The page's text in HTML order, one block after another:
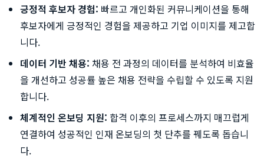
긍정적 후보자 경험: 빠르고 개인화된 커뮤니케이션을 통해
후보자에게 긍정적인 경험을 제공하고 기업 이미지를 제고합
니다.
데이터 기반 채용: 채용 전 과정의 데이터를 분석하여 비효율
을 개선하고 성공률 높은 채용 전략을 수립할 수 있도록 지원
합니다.
체계적인 온보딩 지원: 합격 이후의 프로세스까지 매끄럽게
연결하여 성공적인 인재 온보딩의 첫 단추를 꿰도록 돕습니
다.